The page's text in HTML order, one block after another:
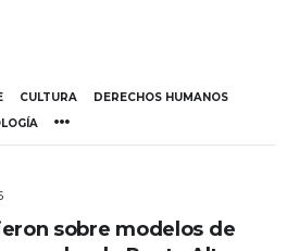
CULTURA
DERECHOS HUMANOS
sobre modelos de